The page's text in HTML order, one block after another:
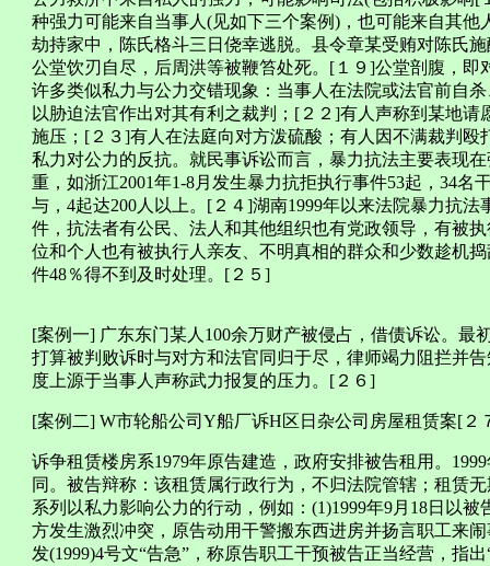
种强力可能来自当事人(见如下三个案例)，也可能来自其
劫持家中，陈氏格斗三日侥幸逃脱。县令章某受贿对陈氏
公堂饮刃自尽，后周洪等被鞭笞处死。[１９]公堂剖腹，
许多类似私力与公力交错现象：当事人在法院或法官前自
以胁迫法官作出对其有利之裁判；[２２]有人声称到某地
施压；[２３]有人在法庭向对方泼硫酸；有人因不满裁判
私力对公力的反抗。就民事诉讼而言，暴力抗法主要表现
重，如浙江2001年1-8月发生暴力抗拒执行事件53起，34名
与，4起达200人以上。[２４]湖南1999年以来法院暴力抗法
件，抗法者有公民、法人和其他组织也有党政领导，有被
位和个人也有被执行人亲友、不明真相的群众和少数趁机
件48％得不到及时处理。[２５]
[案例一] 广东东门某人100余万财产被侵占，借债诉讼。最
打算被判败诉时与对方和法官同归于尽，律师竭力阻拦并
度上源于当事人声称武力报复的压力。[２６]
[案例二] W市轮船公司Y船厂诉H区日杂公司房屋租赁案[２
诉争租赁楼房系1979年原告建造，政府安排被告租用。
同。被告辩称：该租赁属行政行为，不归法院管辖；租赁
系列以私力影响公力的行动，例如：(1)1999年9月18日以
方发生激烈冲突，原告动用干警搬东西进房并扬言职工来
发(1999)4号文“告急”，称原告职工干预被告正当经营，指